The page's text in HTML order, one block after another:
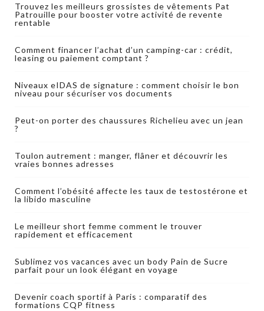
Trouvez les meilleurs grossistes de vêtements Pat
Patrouille pour booster votre activité de revente
rentable
Comment financer l’achat d’un camping-car : crédit,
leasing ou paiement comptant ?
Niveaux eIDAS de signature : comment choisir le bon
niveau pour sécuriser vos documents
Peut-on porter des chaussures Richelieu avec un jean
?
Toulon autrement : manger, flâner et découvrir les
vraies bonnes adresses
Comment l’obésité affecte les taux de testostérone et
la libido masculine
Le meilleur short femme comment le trouver
rapidement et efficacement
Sublimez vos vacances avec un body Pain de Sucre
parfait pour un look élégant en voyage
Devenir coach sportif à Paris : comparatif des
formations CQP fitness